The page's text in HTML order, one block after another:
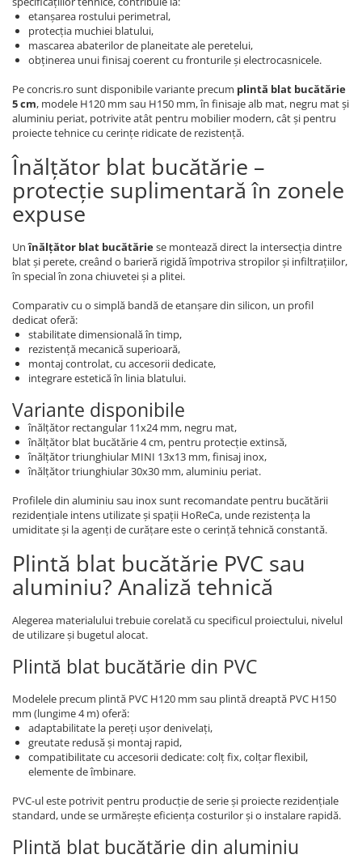
etanșarea rostului perimetral,
protecția muchiei blatului,
mascarea abaterilor de planeitate ale peretelui,
obținerea unui finisaj coerent cu fronturile și electrocasnicele.
Pe concris.ro sunt disponibile variante precum plintă blat bucătărie
5 cm, modele H120 mm sau H150 mm, în finisaje alb mat, negru mat și
aluminiu periat, potrivite atât pentru mobilier modern, cât și pentru
proiecte tehnice cu cerințe ridicate de rezistență.
Înălțător blat bucătărie –
protecție suplimentară în zonele
expuse
Unînălțător blat bucătăriese montează direct la intersecția dintre
blat și perete, creând o barieră rigidă împotriva stropilor și infiltrațiilor,
în special în zona chiuvetei și a plitei.
Comparativ cu o simplă bandă de etanșare din silicon, un profil
dedicat oferă:
stabilitate dimensională în timp,
rezistență mecanică superioară,
montaj controlat, cu accesorii dedicate,
integrare estetică în linia blatului.
Variante disponibile
înălțător rectangular 11x24 mm, negru mat,
înălțător blat bucătărie 4 cm, pentru protecție extinsă,
înălțător triunghiular MINI 13x13 mm, finisaj inox,
înălțător triunghiular 30x30 mm, aluminiu periat.
Profilele din aluminiu sau inox sunt recomandate pentru bucătării
rezidențiale intens utilizate și spații HoReCa, unde rezistența la
umiditate și la agenți de curățare este o cerință tehnică constantă.
Plintă blat bucătărie PVC sau
aluminiu? Analiză tehnică
Alegerea materialului trebuie corelată cu specificul proiectului, nivelul
de utilizare și bugetul alocat.
Plintă blat bucătărie din PVC
Modelele precum plintă PVC H120 mm sau plintă dreaptă PVC H150
mm (lungime 4 m) oferă:
adaptabilitate la pereți ușor denivelați,
greutate redusă și montaj rapid,
compatibilitate cu accesorii dedicate: colț fix, colțar flexibil,
elemente de îmbinare.
PVC-ul este potrivit pentru producție de serie și proiecte rezidențiale
standard, unde se urmărește eficiența costurilor și o instalare rapidă.
Plintă blat bucătărie din aluminiu